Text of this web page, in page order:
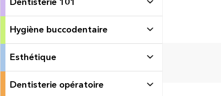
Dentisterie 101
Hygiène buccodentaire
Esthétique
Dentisterie opératoire